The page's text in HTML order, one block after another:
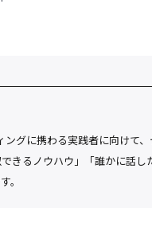
グに携わる実践者に向けて
きるノウハウ」「誰かに話し
。